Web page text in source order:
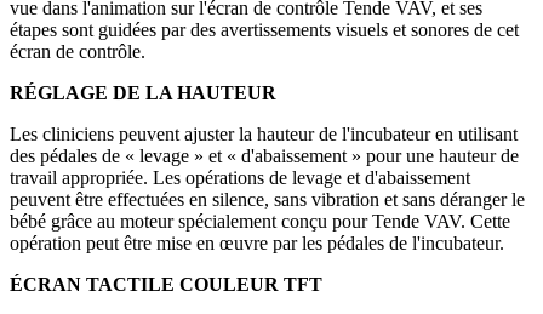
vue dans l'animation sur l'écran de contrôle Tende VAV, et ses
étapes sont guidées par des avertissements visuels et sonores de cet
écran de contrôle.
RÉGLAGE DE LA HAUTEUR
Les cliniciens peuvent ajuster la hauteur de l'incubateur en utilisant
des pédales de « levage » et « d'abaissement » pour une hauteur de
travail appropriée. Les opérations de levage et d'abaissement
peuvent être effectuées en silence, sans vibration et sans déranger le
bébé grâce au moteur spécialement conçu pour Tende VAV. Cette
opération peut être mise en œuvre par les pédales de l'incubateur.
ÉCRAN TACTILE COULEUR TFT